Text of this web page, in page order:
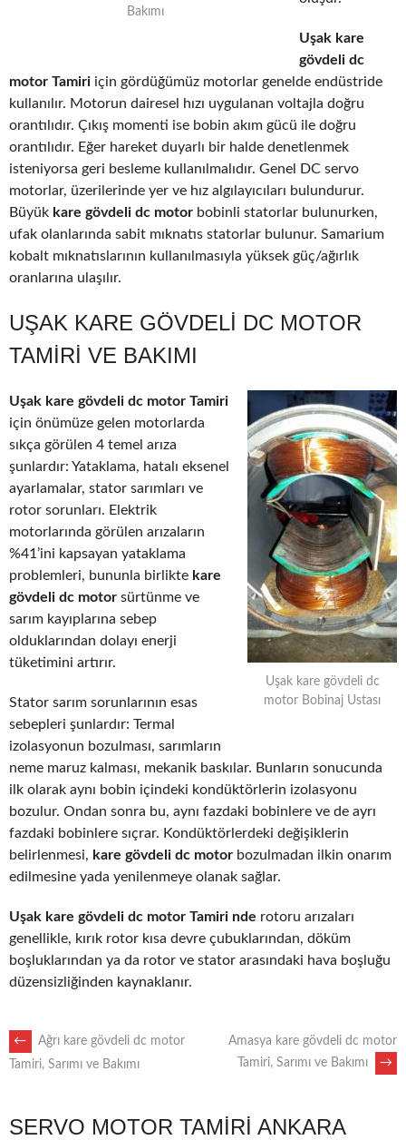
Bakımı
Uşak kare
gövdeli dc
motor Tamiri için gördüğümüz motorlar genelde endüstride
kullanılır. Motorun dairesel hızı uygulanan voltajla doğru
orantılıdır. Çıkış momenti ise bobin akım gücü ile doğru
orantılıdır. Eğer hareket duyarlı bir halde denetlenmek
isteniyorsa geri besleme kullanılmalıdır. Genel DC servo
motorlar, üzerilerinde yer ve hız algılayıcıları bulundurur.
Büyük kare gövdeli dc motor bobinli statorlar bulunurken,
ufak olanlarında sabit mıknatıs statorlar bulunur. Samarium
kobalt mıknatıslarının kullanılmasıyla yüksek güç/ağırlık
oranlarına ulaşılır.
UŞAK KARE GÖVDELI DC MOTOR
TAMIRI VE BAKIMI
Uşak kare gövdeli dc
motor Bobinaj Ustası
Uşak kare gövdeli dc motor Tamiri
için önümüze gelen motorlarda
sıkça görülen 4 temel arıza
şunlardır: Yataklama, hatalı eksenel
ayarlamalar, stator sarımları ve
rotor sorunları. Elektrik
motorlarında görülen arızaların
%41’ini kapsayan yataklama
problemleri, bununla birlikte kare
gövdeli dc motor sürtünme ve
sarım kayıplarına sebep
olduklarından dolayı enerji
tüketimini artırır.
Stator sarım sorunlarının esas
sebepleri şunlardır: Termal
izolasyonun bozulması, sarımların
neme maruz kalması, mekanik baskılar. Bunların sonucunda
ilk olarak aynı bobin içindeki kondüktörlerin izolasyonu
bozulur. Ondan sonra bu, aynı fazdaki bobinlere ve de ayrı
fazdaki bobinlere sıçrar. Kondüktörlerdeki değişiklerin
belirlenmesi, kare gövdeli dc motor bozulmadan ilkin onarım
edilmesine yada yenilenmeye olanak sağlar.
Uşak kare gövdeli dc motor Tamiri nde rotoru arızaları
genellikle, kırık rotor kısa devre çubuklarından, döküm
boşluklarından ya da rotor ve stator arasındaki hava boşluğu
düzensizliğinden kaynaklanır.
POST
←
Ağrı kare gövdeli dc motor
Tamiri, Sarımı ve Bakımı
Amasya kare gövdeli dc motor
Tamiri, Sarımı ve Bakımı
→
SERVO MOTOR TAMIRI ANKARA